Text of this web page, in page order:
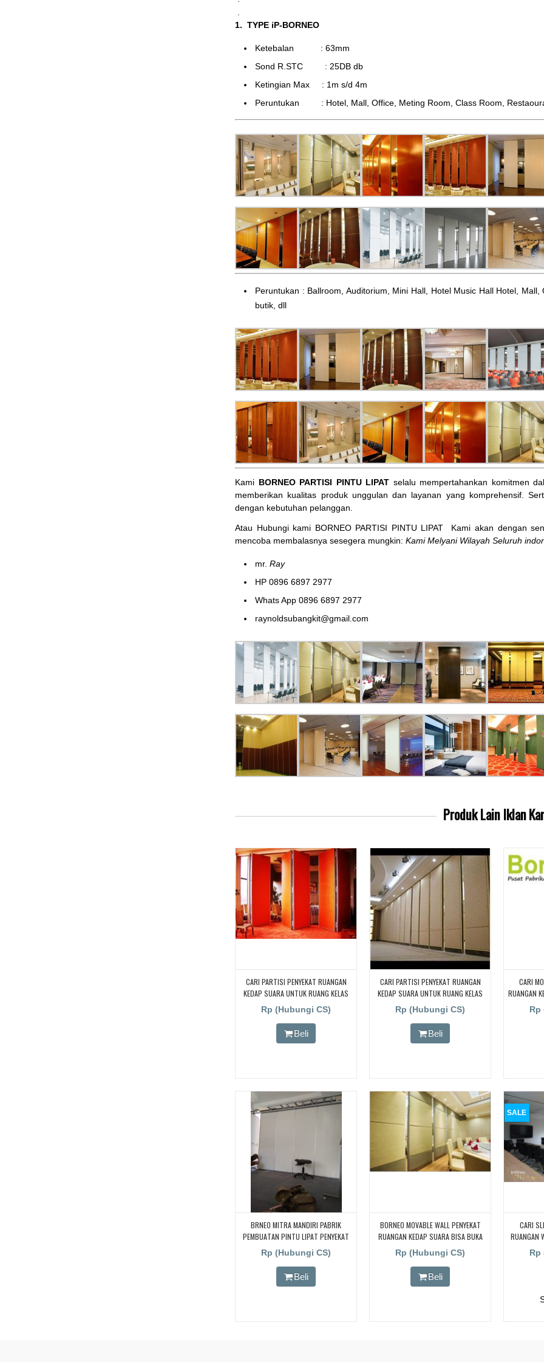
1. TYPE iP-BORNEO
Ketebalan : 63mm
Sond R.STC : 25DB db
Ketingian Max : 1m s/d 4m
Peruntukan : Hotel, Mall, Office, Meting Room, Class Room,
Peruntukan : Ballroom, Auditorium, Mini Hall, Hotel Music Hall Hotel,
butik, dll
Kami BORNEO PARTISI PINTU LIPAT selalu mempertahankan komitmen
memberikan kualitas produk unggulan dan layanan yang komprehensif.
dengan kebutuhan pelanggan.
Atau Hubungi kami BORNEO PARTISI PINTU LIPAT
Kami akan dengan
mencoba membalasnya sesegera mungkin: Kami Melyani Wilayah Seluruh
mr. Ray
HP 0896 6897 2977
Whats App 0896 6897 2977
raynoldsubangkit@gmail.com
Produk LainIklan
CARI PARTISI PENYEKAT RUANGAN
KEDAP SUARA UNTUK RUANG KELAS
KAMPUS, CARI PARTISI PENYEKAT
RUANGAN KEDAP SUARA UNTUK
RUANG KELAS KAMPUS, CARI PARTISI
PENYEKAT RUANGAN KEDAP SUARA
KEDAP SUARA UNTUK RUANG KELAS
KAMPUS
Rp (Hubungi CS)
Beli
CARI PARTISI PENYEKAT RUANGAN
KEDAP SUARA UNTUK RUANG KELAS
SEKOLAH, CARI PARTISI PENYEKAT
RUANGAN KEDAP SUARA UNTUK
RUANG KELAS SEKOLAH, CARI PARTISI
PENYEKAT RUANGAN KEDAP SUARA
Rp (Hubungi CS)
Beli
CARI
RUANGAN
Rp
BRNEO MITRA MANDIRI PABRIK
PEMBUATAN PINTU LIPAT PENYEKAT
RUANGAN KEDAP SUARA UNTUK
RUANG KELAS UNIVERSITAS
Rp (Hubungi CS)
Beli
BORNEO MOVABLE WALL PENYEKAT
RUANGAN KEDAP SUARA BISA BUKA
TUTUP UNTUK PABRIK, WORKSHOP ,
DAN BENGKEL
Rp (Hubungi CS)
Beli
SALE
CARI
RUANGAN
Rp